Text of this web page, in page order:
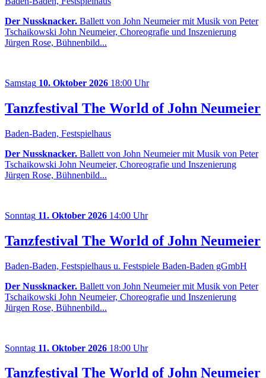
Der Nussknacker. Ballett von John Neumeier mit Musik von Peter
Tschaikowski John Neumeier, Choreografie und Inszenierung
Jürgen Rose, Bühnenbild...
Samstag 10. Oktober 2026 18:00 Uhr
Tanzfestival The World of John Neumeier
Baden-Baden, Festspielhaus
Der Nussknacker. Ballett von John Neumeier mit Musik von Peter
Tschaikowski John Neumeier, Choreografie und Inszenierung
Jürgen Rose, Bühnenbild...
Sonntag 11. Oktober 2026 14:00 Uhr
Tanzfestival The World of John Neumeier
Baden-Baden, Festspielhaus u. Festspiele Baden-Baden gGmbH
Der Nussknacker. Ballett von John Neumeier mit Musik von Peter
Tschaikowski John Neumeier, Choreografie und Inszenierung
Jürgen Rose, Bühnenbild...
Sonntag 11. Oktober 2026 18:00 Uhr
Tanzfestival The World of John Neumeier